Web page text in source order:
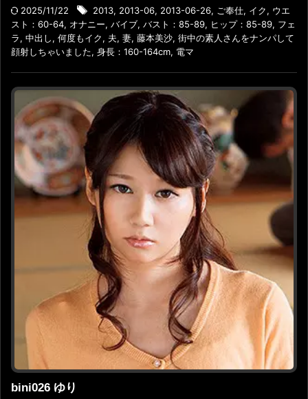
2025/11/22 2013, 2013-06, 2013-06-26, ご奉仕, イク, ウエ
スト：60-64, オナニー, バイブ, バスト：85-89, ヒップ：85-89, フェ
ラ, 中出し, 何度もイク, 夫, 妻, 藤本美沙, 街中の素人さんをナンパして
顔射しちゃいました, 身長：160-164cm, 電マ
bini026 ゆり